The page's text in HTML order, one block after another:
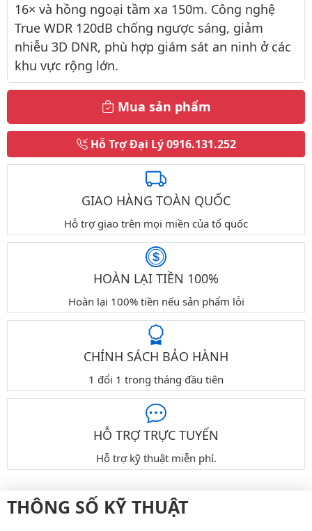
16× và hồng ngoại tầm xa 150m. Công nghệ
True WDR 120dB chống ngược sáng, giảm
nhiễu 3D DNR, phù hợp giám sát an ninh ở các
khu vực rộng lớn.
Mua sản phẩm
Hỗ Trợ Đại Lý0916.131.252
GIAO HÀNG TOÀN QUỐC
Hỗ trợ giao trên mọi miền của tổ quốc
HOÀN LẠI TIỀN 100%
Hoàn lại 100% tiền nếu sản phẩm lỗi
CHÍNH SÁCH BẢO HÀNH
1 đổi 1 trong tháng đầu tiên
HỖ TRỢ TRỰC TUYẾN
Hỗ trợ kỹ thuật miễn phí.
THÔNG SỐ KỸ THUẬT